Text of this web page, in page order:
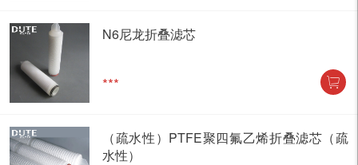
N6尼龙折叠滤芯
***
（疏水性）PTFE聚四氟乙烯折叠滤芯（疏
水性）